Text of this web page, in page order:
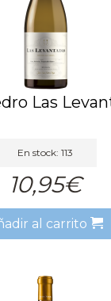
Las
En stock: 113
10,95€
al carrito